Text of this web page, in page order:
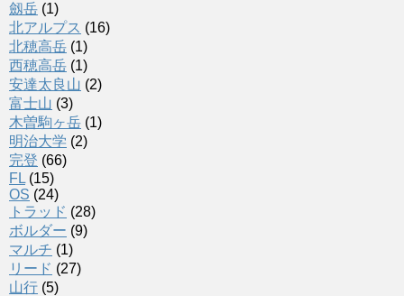
劔岳 (1)
北アルプス (16)
北穂高岳 (1)
西穂高岳 (1)
安達太良山 (2)
富士山 (3)
木曽駒ヶ岳 (1)
明治大学 (2)
完登 (66)
FL (15)
OS (24)
トラッド (28)
ボルダー (9)
マルチ (1)
リード (27)
山行 (5)